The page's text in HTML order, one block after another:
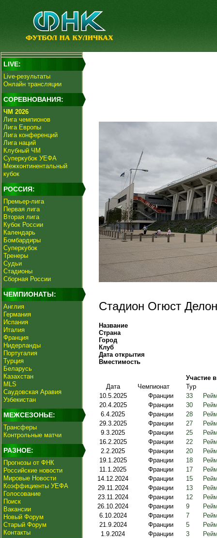
LIVE:
Live-результаты
Онлайн трансляции
СОРЕВНОВАНИЯ:
ЧМ 2026
Лига чемпионов
Лига Европы
Лига конференций
Лига наций
Клубный ЧМ
Суперкубок УЕФА
Межконтинентальный
кубок
РОССИЯ:
Премьер-лига
Первая лига
Вторая лига
Кубок России
Календарь
Бомбардиры
Суперкубок
Тренеры
Судьи
Стадионы
Сборная России
ЧЕМПИОНАТЫ:
Англия
Германия
Испания
Италия
Франция
Нидерланды
Португалия
Турция
Беларусь
Казахстан
MLS
Саудовская Аравия
Узбекистан
МЕЖСЕЗОНЬЕ:
Трансферы
Контрольные матчи
РАЗНОЕ:
Прогнозы от ФНК
Российские новости
Мировые Новости
Коэффициенты УЕФА
Голосование
Поиск
Вакансии
Новый Форум
Старый Форум
Контакты
Стадион Огюст
Название
Страна
Город
Клуб
Дата открытия
Вместимость
Участие
Дата
Чемпионат
Тур
10.5.2025
Франции 33
20.4.2025
Франции 30
6.4.2025
Франции 28
29.3.2025
Франции 27
9.3.2025
Франции 25
16.2.2025
Франции 22
2.2.2025
Франции 20
19.1.2025
Франции 18
11.1.2025
Франции 17
14.12.2024
Франции 15
29.11.2024
Франции 13
23.11.2024
Франции 12
26.10.2024
Франции 9
6.10.2024
Франции 7
21.9.2024
Франции 5
1.9.2024
Франции 3